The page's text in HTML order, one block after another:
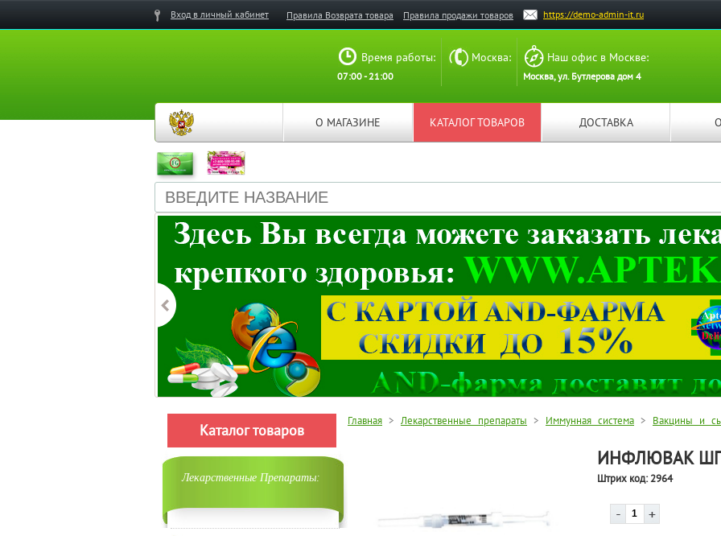
Вход в личный кабинет Правила Возврата товара Правила продажи товаров https://demo-admin-it.ru
Время работы:
07:00 - 21:00
Москва: Наш офис в Москве:
Москва, ул. Бутлерова дом 4
О МАГАЗИНЕ КАТАЛОГ ТОВАРОВ ДОСТАВКА
Каталог товаров
Лекарственные Препараты:
Главная > Лекарственные препараты > Иммунная система > Вакцины и
ИНФЛЮВАК
Штрих код:2964